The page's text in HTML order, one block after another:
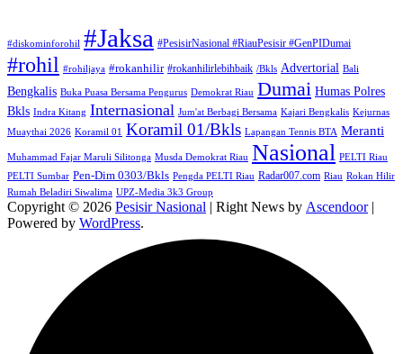
#diskominforohil #Jaksa #PesisirNasional #RiauPesisir #GenPIDumai
#rohil #rohiljaya #rokanhilir #rokanhilirlebihbaik /Bkls Advertorial Bali
Bengkalis Buka Puasa Bersama Pengurus Demokrat Riau Dumai Humas Polres
Bkls Indra Kitang Internasional Jum'at Berbagi Bersama Kajari Bengkalis Kejurnas
Muaythai 2026 Koramil 01 Koramil 01/Bkls Lapangan Tennis BTA Meranti
Muhammad Fajar Maruli Silitonga Musda Demokrat Riau Nasional PELTI Riau
PELTI Sumbar Pen-Dim 0303/Bkls Pengda PELTI Riau Radar007.com Riau Rokan Hilir
Rumah Beladiri Siwalima UPZ-Media 3k3 Group
Copyright © 2026 Pesisir Nasional | Right News by Ascendoor|
Powered by WordPress.